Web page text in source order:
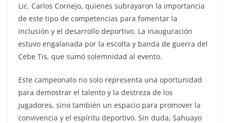
Lic. Carlos Cornejo, quienes subrayaron la importancia
de este tipo de competencias para fomentar la
inclusión y el desarrollo deportivo. La inauguración
estuvo engalanada por la escolta y banda de guerra del
Cebe Tis, que sumó solemnidad al evento.
Este campeonato no solo representa una oportunidad
para demostrar el talento y la destreza de los
jugadores, sino también un espacio para promover la
convivencia y el espíritu deportivo. Sin duda, Sahuayo